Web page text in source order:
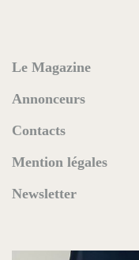
Le Magazine
Annonceurs
Contacts
Mention légales
Newsletter